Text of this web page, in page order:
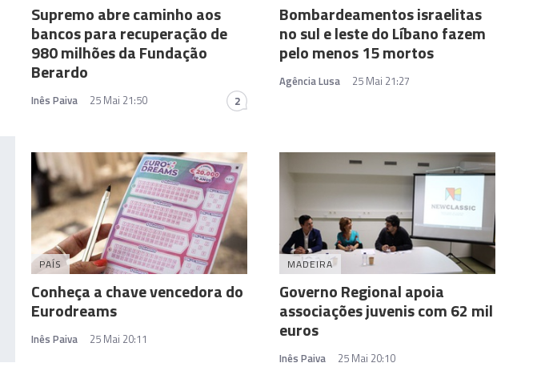
Supremo abre caminho aos
bancos para recuperação de
980 milhões da Fundação
Berardo
Inês Paiva 25 Mai 21:50 2
Bombardeamentos israelitas
no sul e leste do Líbano fazem
pelo menos 15 mortos
Agência Lusa 25 Mai 21:27
PAÍS
Conheça a chave vencedora do
Eurodreams
Inês Paiva 25 Mai 20:11
MADEIRA
Governo Regional apoia
associações juvenis com 62 mil
euros
Inês Paiva 25 Mai 20:10